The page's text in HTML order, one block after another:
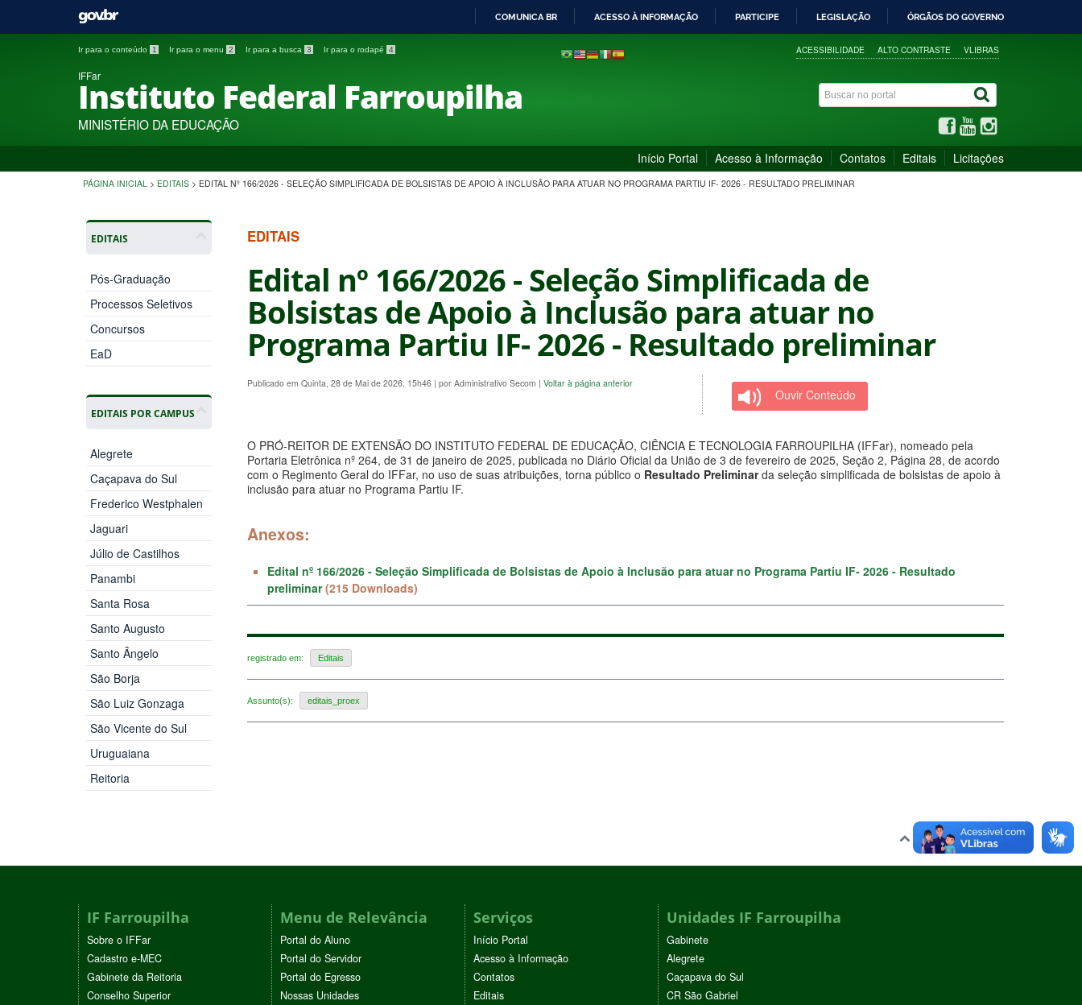
PARA
COMUNICA BR ACESSO À INFORMAÇÃO PARTICIPE LEGISLAÇÃO ÓRGÃOS DO GOVERNO
Ir para o conteúdo 1 Ir para o menu 2 Ir para a busca 3 Ir para o rodapé 4 ACESSIBILIDADE ALTO CONTRASTE VLIBRAS
IFFar
Instituto Federal Farroupilha
MINISTÉRIO DA EDUCAÇÃO
Início Portal Acesso à Informação Contatos Editais Licitações
PÁGINA INICIAL > EDITAIS > EDITAL Nº 166/2026 - SELEÇÃO SIMPLIFICADA DE BOLSISTAS DE APOIO À INCLUSÃO PARA ATUAR NO PROGRAMA PARTIU IF- 2026 - RESULTADO PRELIMINAR
EDITAIS
Pós-Graduação
Processos Seletivos
Concursos
EaD
EDITAIS POR CAMPUS
Alegrete
Caçapava do Sul
Frederico Westphalen
Jaguari
Júlio de Castilhos
Panambi
Santa Rosa
Santo Augusto
Santo Ângelo
São Borja
São Luiz Gonzaga
São Vicente do Sul
Uruguaiana
Reitoria
EDITAIS
Edital nº 166/2026 - Seleção Simplificada de
Bolsistas de Apoio à Inclusão para atuar no
Programa Partiu IF- 2026 - Resultado preliminar
Publicado em Quinta, 28 de Mai de 2026, 15h46 | por Administrativo Secom | Voltar à página anterior
Ouvir Conteúdo
O PRÓ-REITOR DE EXTENSÃO DO INSTITUTO FEDERAL DE EDUCAÇÃO, CIÊNCIA E TECNOLOGIA FARROUPILHA (IFFar), nomeado pela
Portaria Eletrônica nº 264, de 31 de janeiro de 2025, publicada no Diário Oficial da União de 3 de fevereiro de 2025, Seção 2, Página 28, de acordo
com o Regimento Geral do IFFar, no uso de suas atribuições, torna público o Resultado Preliminarda seleção simplificada de bolsistas de apoio à
inclusão para atuar no Programa Partiu IF.
Anexos:
Edital nº 166/2026 - Seleção Simplificada de Bolsistas de Apoio à Inclusão para atuar no Programa Partiu IF- 2026 - Resultado
preliminar (215 Downloads)
registrado em: Editais
Assunto(s): editais_proex
Voltar para o topo
IF Farroupilha
Sobre o IFFar
Cadastro e-MEC
Gabinete da Reitoria
Conselho Superior
Menu de Relevância
Portal do Aluno
Portal do Servidor
Portal do Egresso
Nossas Unidades
Serviços
Início Portal
Acesso à Informação
Contatos
Editais
Unidades IF Farroupilha
Gabinete
Alegrete
Caçapava do Sul
CR São Gabriel